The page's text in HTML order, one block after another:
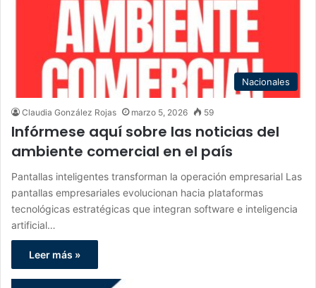
Nacionales
Claudia González Rojas marzo 5, 2026 59
Infórmese aquí sobre las noticias del
ambiente comercial en el país
Pantallas inteligentes transforman la operación empresarial Las
pantallas empresariales evolucionan hacia plataformas
tecnológicas estratégicas que integran software e inteligencia
artificial…
Leer más »